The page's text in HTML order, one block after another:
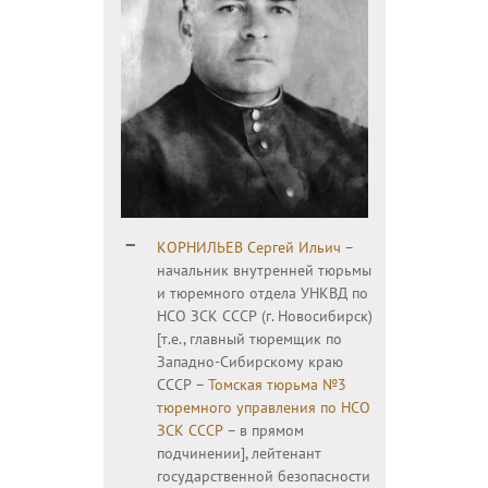
КОРНИЛЬЕВ Сергей Ильич –
начальник внутренней тюрьмы
и тюремного отдела УНКВД по
НСО ЗСК СССР (г. Новосибирск)
[т.е., главный тюремщик по
Западно-Сибирскому краю
СССР – Томская тюрьма №3
тюремного управления по НСО
ЗСК СССР– в прямом
подчинении], лейтенант
государственной безопасности